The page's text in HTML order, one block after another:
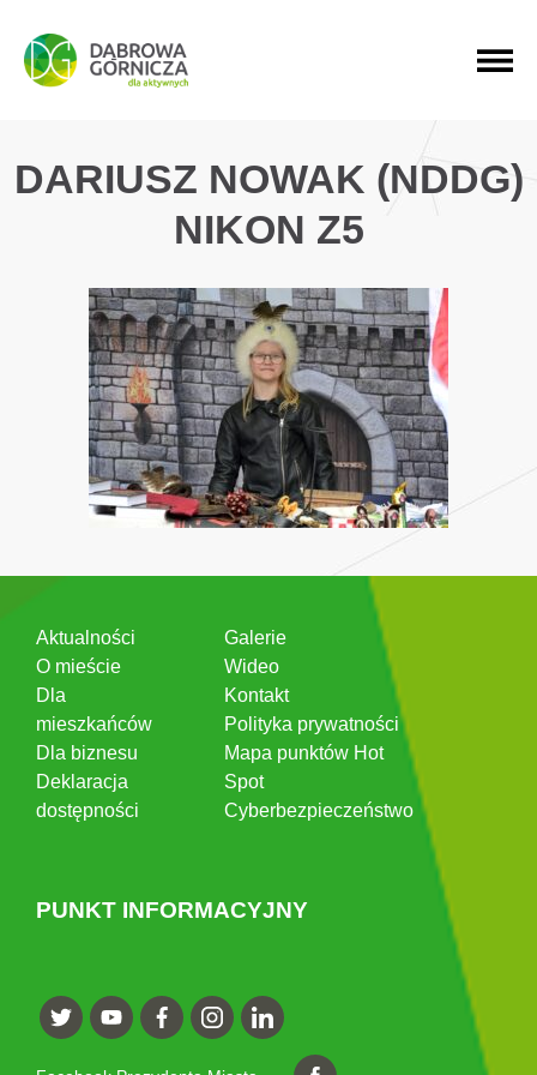
PRZEJDŹ DO MENU GŁÓWNEGO
PRZEJDŹ DO WYSZUKIWARKI
PRZEJDŹ DO TREŚCI
DARIUSZ NOWAK (NDDG)
NIKON Z5
Aktualności
O mieście
Dla
mieszkańców
Dla biznesu
Deklaracja
dostępności
Galerie
Wideo
Kontakt
Polityka prywatności
Mapa punktów Hot
Spot
Cyberbezpieczeństwo
PUNKT INFORMACYJNY